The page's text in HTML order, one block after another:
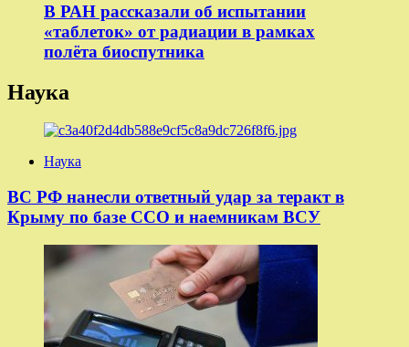
В РАН рассказали об испытании
«таблеток» от радиации в рамках
полёта биоспутника
Наука
Наука
ВС РФ нанесли ответный удар за теракт в
Крыму по базе ССО и наемникам ВСУ